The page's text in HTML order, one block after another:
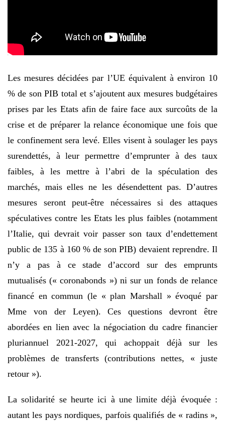
Les mesures décidées par l’UE équivalent à environ 10
% de son PIB total et s’ajoutent aux mesures budgétaires
prises par les Etats afin de faire face aux surcoûts de la
crise et de préparer la relance économique une fois que
le confinement sera levé. Elles visent à soulager les pays
surendettés, à leur permettre d’emprunter à des taux
faibles, à les mettre à l’abri de la spéculation des
marchés, mais elles ne les désendettent pas. D’autres
mesures seront peut-être nécessaires si des attaques
spéculatives contre les Etats les plus faibles (notamment
l’Italie, qui devrait voir passer son taux d’endettement
public de 135 à 160 % de son PIB) devaient reprendre. Il
n’y a pas à ce stade d’accord sur des emprunts
mutualisés (« coronabonds ») ni sur un fonds de relance
financé en commun (le « plan Marshall » évoqué par
Mme von der Leyen). Ces questions devront être
abordées en lien avec la négociation du cadre financier
pluriannuel 2021-2027, qui achoppait déjà sur les
problèmes de transferts (contributions nettes, « juste
retour »).
La solidarité se heurte ici à une limite déjà évoquée :
autant les pays nordiques, parfois qualifiés de « radins »,